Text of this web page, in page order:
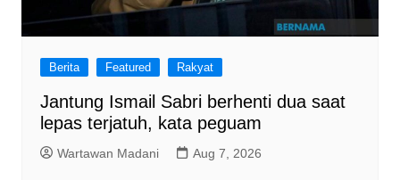
Berita Featured Rakyat
Jantung Ismail Sabri berhenti dua saat
lepas terjatuh, kata peguam
Wartawan Madani Aug 7, 2026